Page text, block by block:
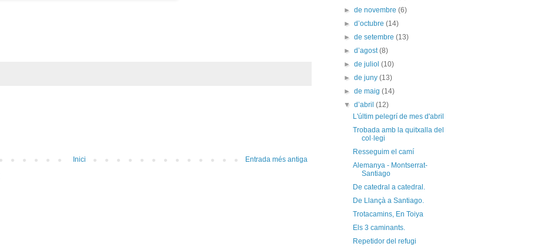
Entrada més antiga
Inici
►de novembre(6)
►d’octubre(14)
►de setembre(13)
►d’agost(8)
►de juliol(10)
►de juny(13)
►de maig(14)
▼d’abril(12)
L'últim pelegrí de mes d'abril
Trobada amb la quitxalla del
col·legi
Resseguim el camí
Alemanya - Montserrat-
Santiago
De catedral a catedral.
De Llançà a Santiago.
Trotacamins, En Toiya
Els 3 caminants.
Repetidor del refugi